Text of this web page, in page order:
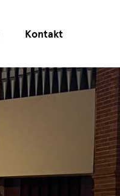
Kontakt